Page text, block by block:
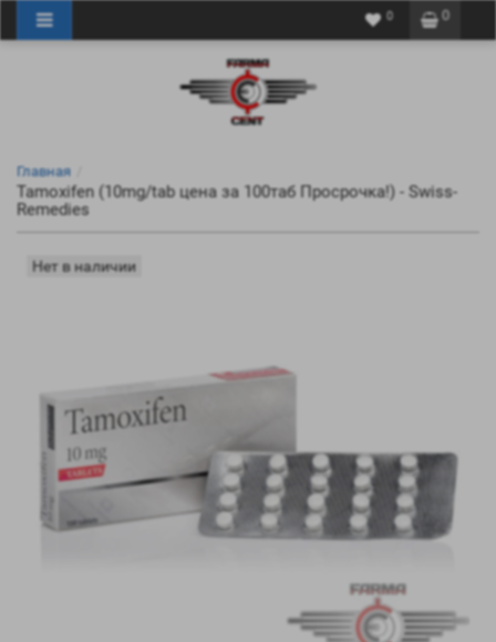
0
0
Главная
Tamoxifen (10mg/tab цена за 100таб Просрочка!) - Swiss-
Remedies
Нет в наличии